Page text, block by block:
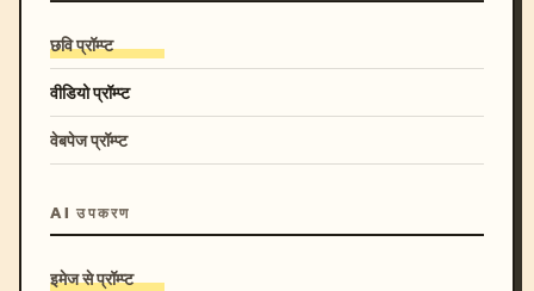
छवि प्रॉम्प्ट
वीडियो प्रॉम्प्ट
वेबपेज प्रॉम्प्ट
AI उपकरण
इमेज से प्रॉम्प्ट